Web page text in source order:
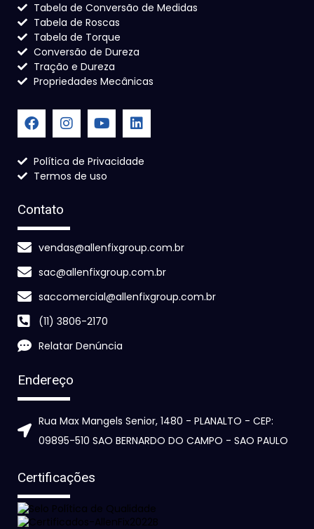
Tabela de Conversão de Medidas
Tabela de Roscas
Tabela de Torque
Conversão de Dureza
Tração e Dureza
Propriedades Mecânicas
Política de Privacidade
Termos de uso
Contato
vendas@allenfixgroup.com.br
sac@allenfixgroup.com.br
saccomercial@allenfixgroup.com.br
(11) 3806-2170
Relatar Denúncia
Endereço
Rua Max Mangels Senior, 1480 - PLANALTO - CEP:
09895-510 SAO BERNARDO DO CAMPO - SAO PAULO
Certificações